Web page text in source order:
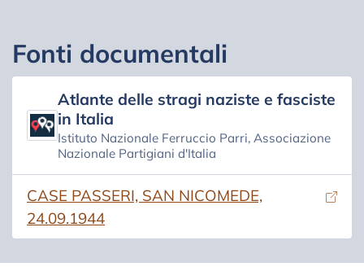
Fonti documentali
Atlante delle stragi naziste e fasciste
in Italia
Istituto Nazionale Ferruccio Parri, Associazione
Nazionale Partigiani d'Italia
CASE PASSERI, SAN NICOMEDE,
24.09.1944
(si apre in una nuova scheda)